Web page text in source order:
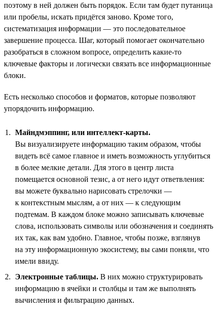
поэтому в ней должен быть порядок. Если там будет путаница
или пробелы, искать придётся заново. Кроме того,
систематизация информации — это последовательное
завершение процесса. Шаг, который помогает окончательно
разобраться в сложном вопросе, определить какие-то
ключевые факторы и логически связать все информационные
блоки.
Есть несколько способов и форматов, которые позволяют
упорядочить информацию.
Майндмэппинг, или интеллект-карты.
Вы визуализируете информацию таким образом, чтобы
видеть всё самое главное и иметь возможность углубиться
в более мелкие детали. Для этого в центр листа
помещается основной тезис, а от него идут ответвления:
вы можете буквально нарисовать стрелочки —
к контекстным мыслям, а от них — к следующим
подтемам. В каждом блоке можно записывать ключевые
слова, использовать символы или обозначения и соединять
их так, как вам удобно. Главное, чтобы позже, взглянув
на эту информационную экосистему, вы сами поняли, что
имели ввиду.
Электронные таблицы. В них можно структурировать
информацию в ячейки и столбцы и там же выполнять
вычисления и фильтрацию данных.